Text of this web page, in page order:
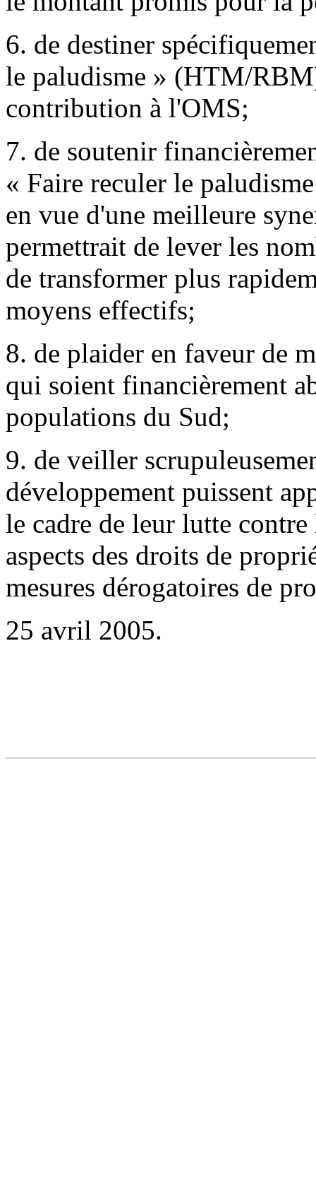
6. de destiner
le paludisme » (HTM/
contribution à l'OMS;
7. de soutenir
« Faire reculer le
en vue d'une meilleure
permettrait de lever les
de transformer plus
moyens effectifs;
8. de plaider en faveur de
qui soient financièrement
populations du Sud;
9. de veiller
développement puissent
le cadre de leur lutte
aspects des droits de
mesures dérogatoires de
25 avril 2005.